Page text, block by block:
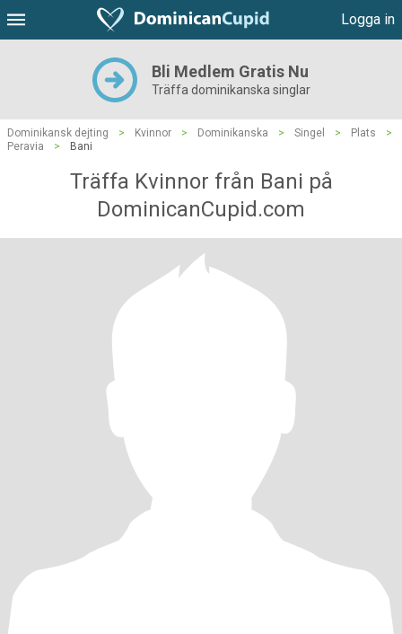
Logga in
Bli Medlem Gratis Nu
Träffa dominikanska singlar
Dominikansk dejting > Kvinnor > Dominikanska > Singel > Plats
>
Peravia
> Bani
Träffa Kvinnor från Bani på
DominicanCupid.com